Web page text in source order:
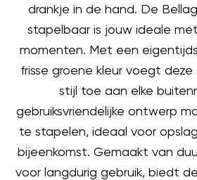
drankje in de hand. De
stapelbaar is jouw ideale
momenten. Met een
frisse groene kleur voegt
stijl toe aan elke
gebruiksvriendelijke ontwerp
te stapelen, ideaal voor
bijeenkomst. Gemaakt van
voor langdurig gebruik, biedt